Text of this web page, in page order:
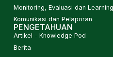
Monitoring, Evaluasi dan Learning
Komunikasi dan Pelaporan
PENGETAHUAN
Artikel - Knowledge Pod
Berita